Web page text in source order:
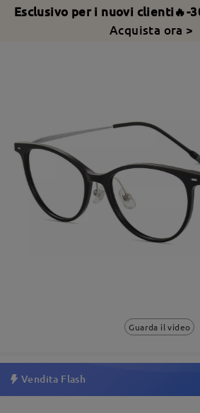
Esclusivo per i nuovi clienti🔥-
Acquista ora >
Guarda il video
Vendita Flash